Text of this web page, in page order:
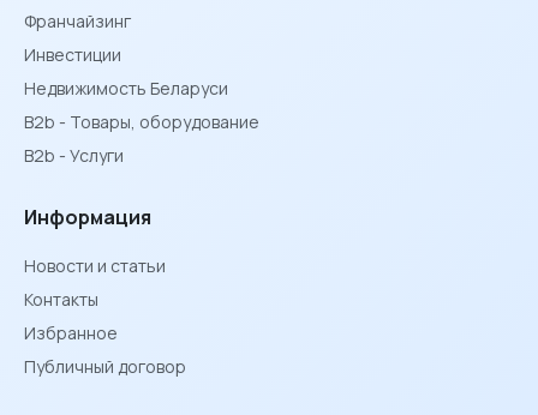
Франчайзинг
Инвестиции
Недвижимость Беларуси
B2b - Товары, оборудование
B2b - Услуги
Информация
Новости и статьи
Контакты
Избранное
Публичный договор